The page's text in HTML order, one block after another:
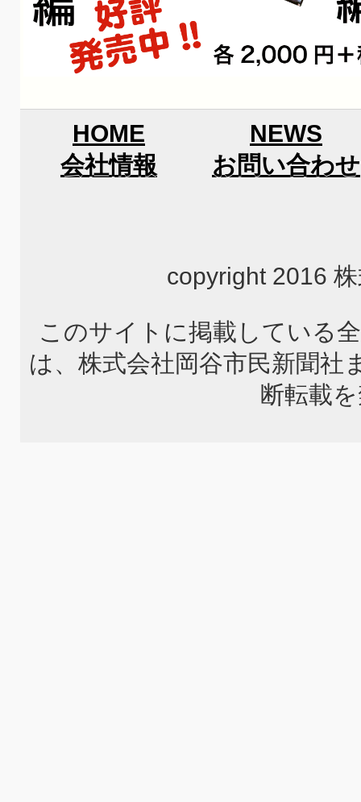
HOME
NEWS
会社情報
お問い合わせ
copyright 2016
このサイトに掲載している
は、株式会社岡谷市民新聞社
断転載